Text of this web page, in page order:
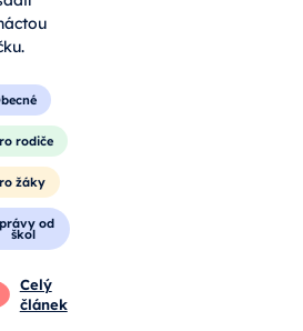
rodiče
žáky
od
škol
Celý
článek